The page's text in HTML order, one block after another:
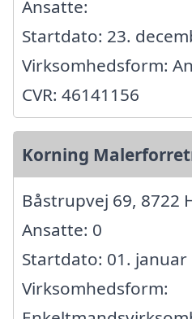
Ansatte:
Startdato: 23.
Virksomhedsform:
CVR: 46141156
Korning
Båstrupvej 69, 8722
Ansatte: 0
Startdato: 01. januar
Virksomhedsform: